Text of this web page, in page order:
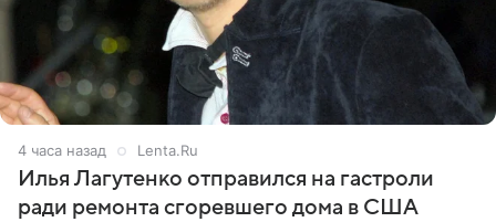
4 часа назад Lenta.Ru
Илья Лагутенко отправился на гастроли
ради ремонта сгоревшего дома в США